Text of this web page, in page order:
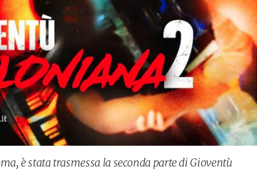
è stata trasmessa la seconda parte di Gioventù